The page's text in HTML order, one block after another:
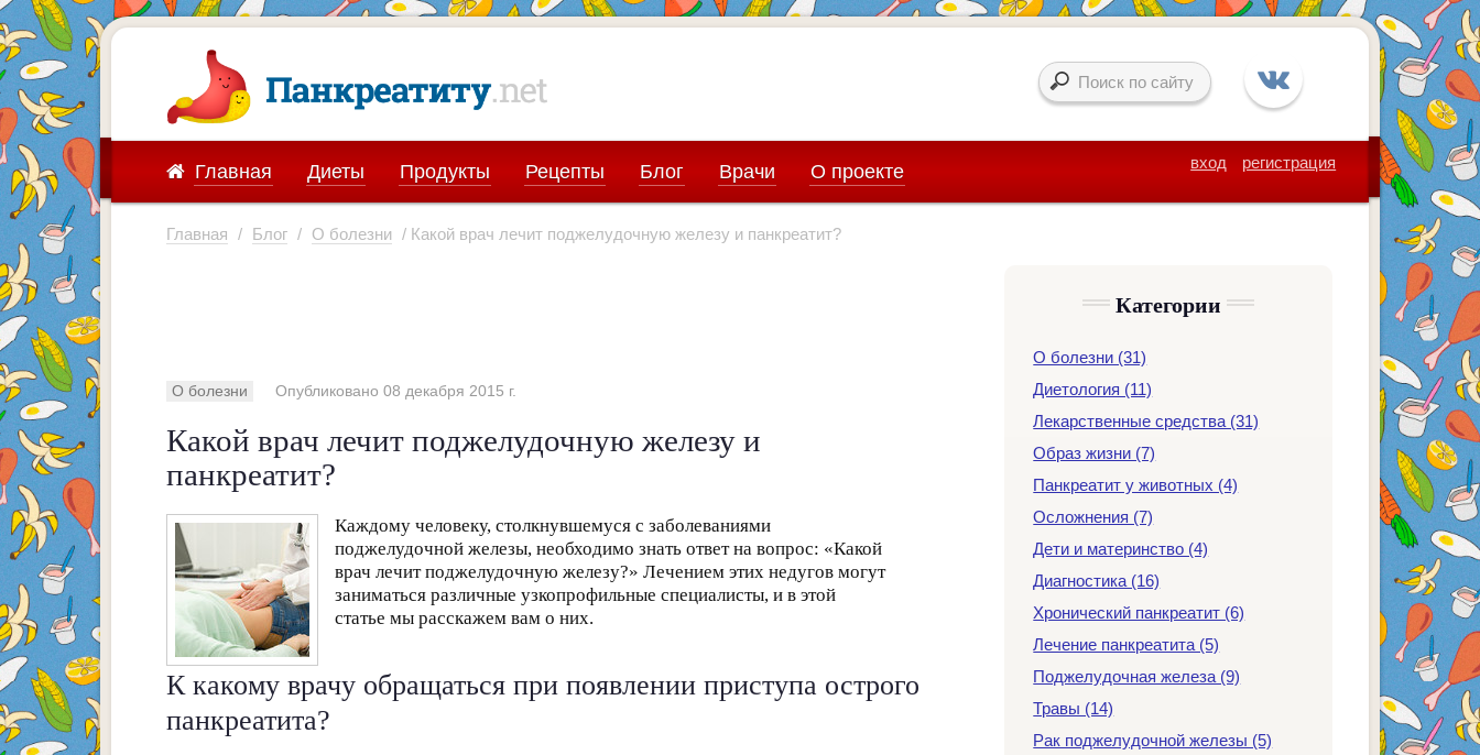
Главная Диеты Продукты Рецепты Блог Врачи О проекте вход регистрация
Главная / Блог / О болезни / Какой врач лечит поджелудочную железу и панкреатит?
О болезни Опубликовано 08 декабря 2015 г.
Какой врач лечит поджелудочную железу и
панкреатит?
Каждому человеку, столкнувшемуся с заболеваниями
поджелудочной железы, необходимо знать ответ на вопрос: «Какой
врач лечит поджелудочную железу?» Лечением этих недугов могут
заниматься различные узкопрофильные специалисты, и в этой
статье мы расскажем вам о них.
К какому врачу обращаться при появлении приступа острого
панкреатита?
Категории
О болезни (31)
Диетология (11)
Лекарственные средства (31)
Образ жизни (7)
Панкреатит у животных (4)
Осложнения (7)
Дети и материнство (4)
Диагностика (16)
Хронический панкреатит (6)
Лечение панкреатита (5)
Поджелудочная железа (9)
Травы (14)
Рак поджелудочной железы (5)